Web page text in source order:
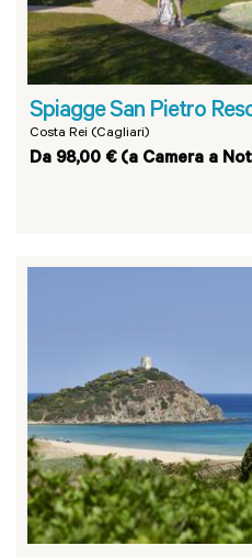
Spiagge San Pietro
Costa Rei (Cagliari)
Da 98,00 € (a Camera a